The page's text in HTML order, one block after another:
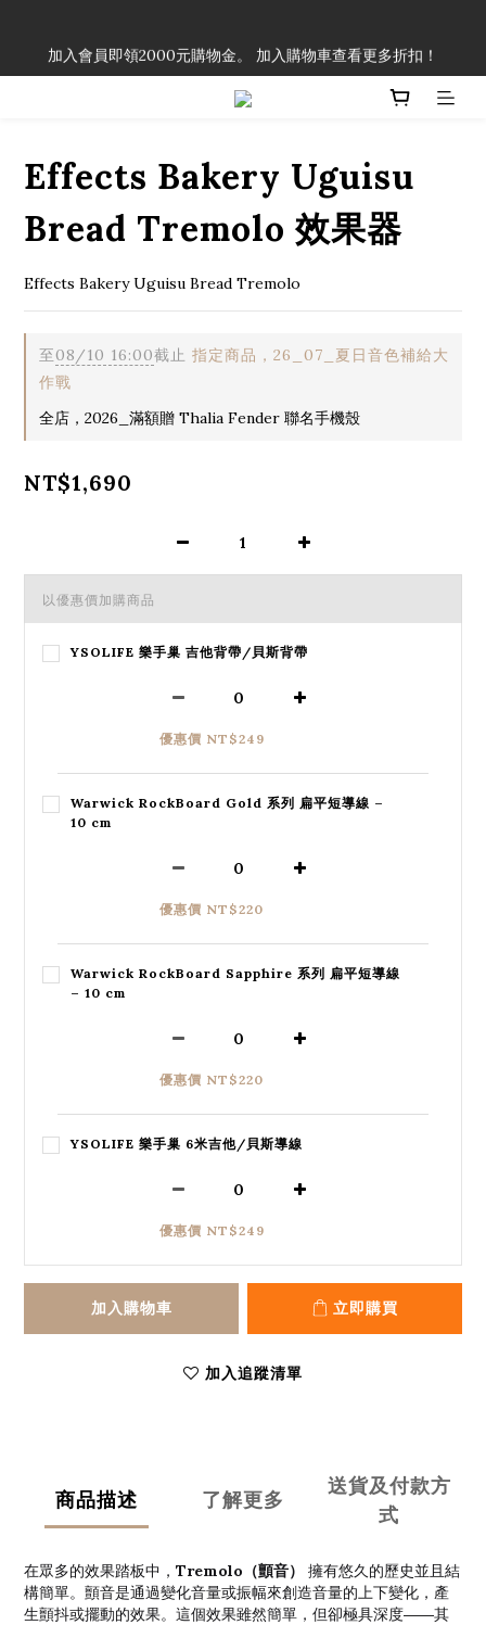
享有弦線、配件終生89折優惠！
「一生弦命！」單筆購買弦線、配件滿$999（不含運費），即可
Effects Bakery Uguisu
Bread Tremolo 效果器
Effects Bakery Uguisu Bread Tremolo
至08/10 16:00截止 指定商品，26_07_夏日音色補給大
作戰
全店，2026_滿額贈 Thalia Fender 聯名手機殼
NT$1,690
以優惠價加購商品
YSOLIFE 樂手巢 吉他背帶/貝斯背帶
優惠價 NT$249
Warwick RockBoard Gold 系列 扁平短導線 –
10 cm
優惠價 NT$220
Warwick RockBoard Sapphire 系列 扁平短導線
– 10 cm
優惠價 NT$220
YSOLIFE 樂手巢 6米吉他/貝斯導線
優惠價 NT$249
加入購物車 立即購買
加入追蹤清單
商品描述 了解更多
送貨及付款方
式
在眾多的效果踏板中， Tremolo（顫音）
擁有悠久的歷史並且結
構簡單。顫音是通過變化音量或振幅來創造音量的上下變化，產
生顫抖或擺動的效果。這個效果雖然簡單，但卻極具深度——其